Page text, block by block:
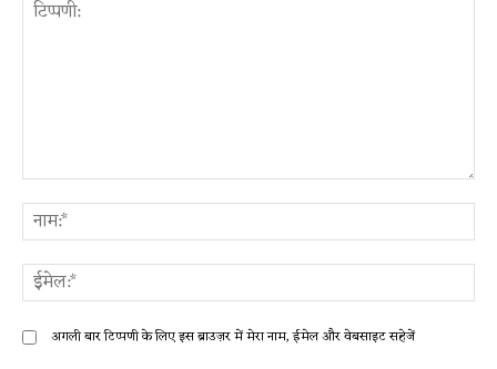
अगली बार टिप्पणी के लिए इस ब्राउज़र में मेरा नाम, ईमेल और वेबसाइट सहेजें